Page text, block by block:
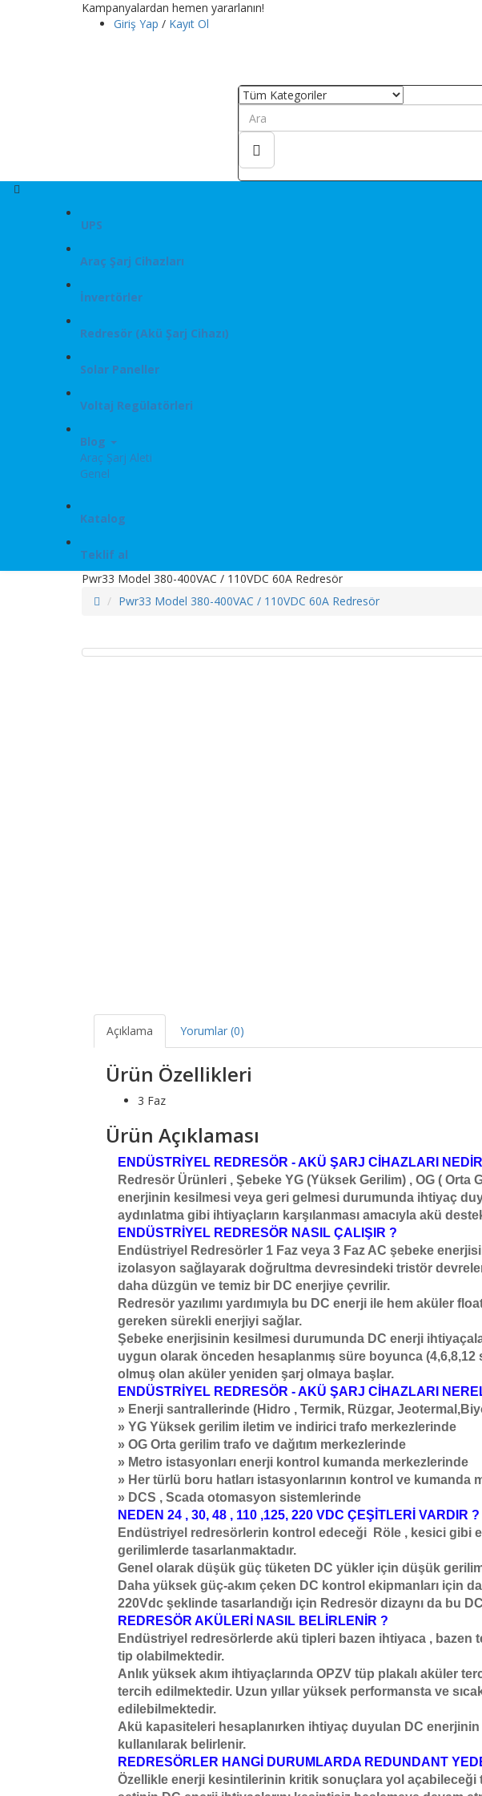
Kampanyalardan hemen yararlanın!
Giriş Yap / Kayıt Ol
UPS
Araç Şarj Cihazları
İnvertörler
Redresör (Akü Şarj Cihazı)
Solar Paneller
Voltaj Regülatörleri
Blog
Araç Şarj Aleti
Genel
Katalog
Teklif al
Pwr33 Model 380-400VAC / 110VDC 60A Redresör
Pwr33 Model 380-400VAC / 110VDC 60A Redresör
Açıklama Yorumlar (0)
Ürün Özellikleri
3 Faz
Ürün Açıklaması
ENDÜSTRİYEL REDRESÖR - AKÜ ŞARJ CİHAZLARI
Redresör Ürünleri , Şebeke YG (Yüksek Gerilim) , OG (
enerjinin kesilmesi veya geri gelmesi durumunda ihtiyaç
aydınlatma gibi ihtiyaçların karşılanması amacıyla akü
ENDÜSTRİYEL REDRESÖR NASIL ÇALIŞIR ?
Endüstriyel Redresörler 1 Faz veya 3 Faz AC şebeke
izolasyon sağlayarak doğrultma devresindeki tristör
daha düzgün ve temiz bir DC enerjiye çevrilir.
Redresör yazılımı yardımıyla bu DC enerji ile hem aküler
gereken sürekli enerjiyi sağlar.
Şebeke enerjisinin kesilmesi durumunda DC enerji
uygun olarak önceden hesaplanmış süre boyunca
olmuş olan aküler yeniden şarj olmaya başlar.
ENDÜSTRİYEL REDRESÖR - AKÜ ŞARJ CİHAZLARI
» Enerji santrallerinde (Hidro , Termik, Rüzgar,
» YG Yüksek gerilim iletim ve indirici trafo merkezlerinde
» OG Orta gerilim trafo ve dağıtım merkezlerinde
» Metro istasyonları enerji kontrol kumanda merkezlerinde
» Her türlü boru hatları istasyonlarının kontrol ve kumanda
» DCS , Scada otomasyon sistemlerinde
NEDEN 24 , 30, 48 , 110 ,125, 220 VDC ÇEŞİTLERİ VARDIR ?
Endüstriyel redresörlerin kontrol edeceği Röle , kesici gibi
gerilimlerde tasarlanmaktadır.
Genel olarak düşük güç tüketen DC yükler için düşük
Daha yüksek güç-akım çeken DC kontrol ekipmanları için
220Vdc şeklinde tasarlandığı için Redresör dizaynı da bu
REDRESÖR AKÜLERİ NASIL BELİRLENİR ?
Endüstriyel redresörlerde akü tipleri bazen ihtiyaca ,
tip olabilmektedir.
Anlık yüksek akım ihtiyaçlarında OPZV tüp plakalı aküler
tercih edilmektedir. Uzun yıllar yüksek performansta ve
edilebilmektedir.
Akü kapasiteleri hesaplanırken ihtiyaç duyulan DC
kullanılarak belirlenir.
REDRESÖRLER HANGİ DURUMLARDA REDUNDANT
Özellikle enerji kesintilerinin kritik sonuçlara yol